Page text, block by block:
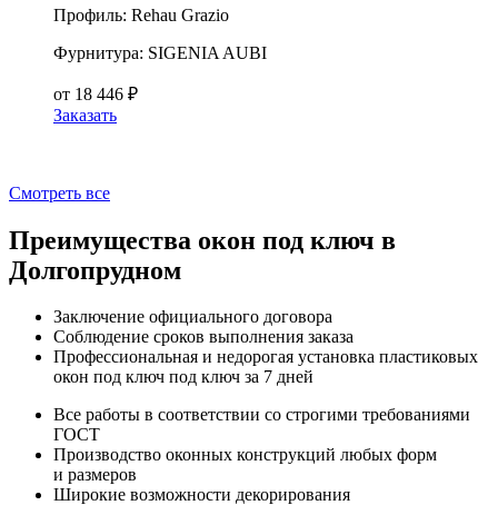
Профиль: Rehau Grazio
Фурнитура: SIGENIA AUBI
от 18 446 ₽
Заказать
Смотреть все
Преимущества окон под ключ в
Долгопрудном
Заключение официального договора
Соблюдение сроков выполнения заказа
Профессиональная и недорогая установка пластиковых
окон под ключ под ключ за 7 дней
Все работы в соответствии со строгими требованиями
ГОСТ
Производство оконных конструкций любых форм
и размеров
Широкие возможности декорирования